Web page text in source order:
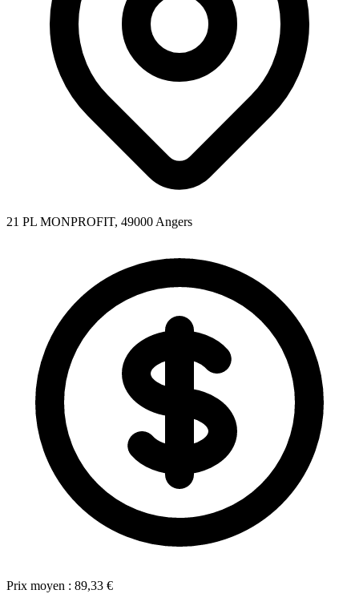
21 PL MONPROFIT, 49000 Angers
Prix moyen : 89,33 €